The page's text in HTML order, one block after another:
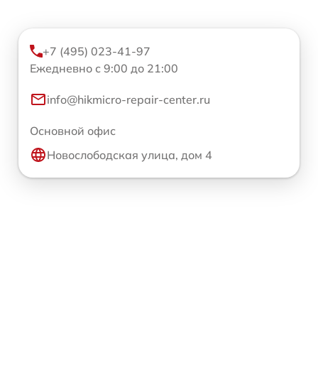
+7 (495) 023-41-97
Ежедневно с 9:00 до 21:00
info@hikmicro-repair-center.ru
Основной офис
Новослободская улица, дом 4